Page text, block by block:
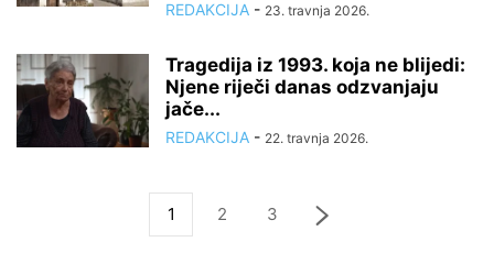
REDAKCIJA - 23. travnja 2026.
Tragedija iz 1993. koja ne blijedi:
Njene riječi danas odzvanjaju
jače...
REDAKCIJA - 22. travnja 2026.
1 2 3